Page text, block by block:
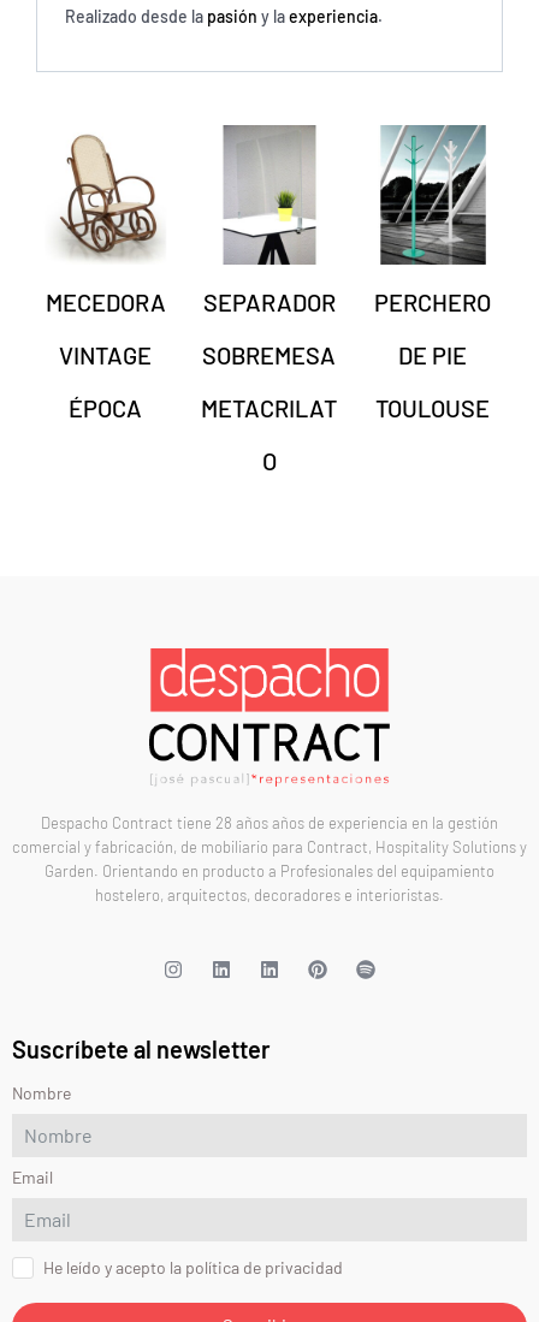
Realizado desde la pasión y laexperiencia.
MECEDORA
VINTAGE
ÉPOCA
SEPARADOR
SOBREMESA
METACRILAT
O
PERCHERO
DE PIE
TOULOUSE
Despacho Contract tiene 28 años años de experiencia en la gestión
comercial y fabricación, de mobiliario para Contract, Hospitality Solutions y
Garden. Orientando en producto a Profesionales del equipamiento
hostelero, arquitectos, decoradores e interioristas.
Suscríbete al newsletter
Nombre
Email
He leído y acepto la política de privacidad